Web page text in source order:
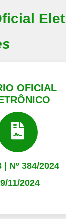
OFICIAL
| Nº 384/2024
11/2024